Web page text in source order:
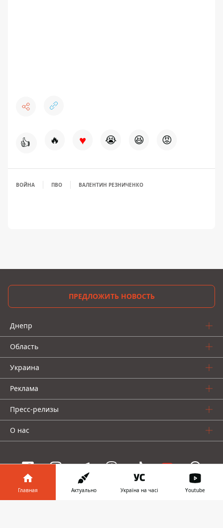
👍 🔥 ♥ 😭 😆 😡
ВОЙНА ПВО ВАЛЕНТИН РЕЗНИЧЕНКО
ПРЕДЛОЖИТЬ НОВОСТЬ
Днепр
Область
Украина
Реклама
Пресс-релизы
О нас
Главная Актуально Україна на часі Youtube